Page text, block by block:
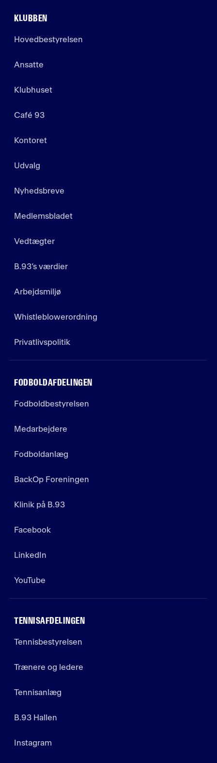
KLUBBEN
Hovedbestyrelsen
Ansatte
Klubhuset
Café 93
Kontoret
Udvalg
Nyhedsbreve
Medlemsbladet
Vedtægter
B.93’s værdier
Arbejdsmiljø
Whistleblowerordning
Privatlivspolitik
FODBOLDAFDELINGEN
Fodboldbestyrelsen
Medarbejdere
Fodboldanlæg
BackOp Foreningen
Klinik på B.93
Facebook
LinkedIn
YouTube
TENNISAFDELINGEN
Tennisbestyrelsen
Trænere og ledere
Tennisanlæg
B.93 Hallen
Instagram